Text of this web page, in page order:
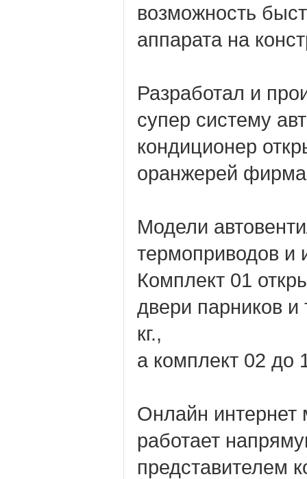
возможность
аппарата на
Разработал и
супер систему
кондиционер
оранжерей
Модели
термоприводов и
Комплект 01
двери парников
кг.,
а комплект 02 до
Онлайн
работает
представителем